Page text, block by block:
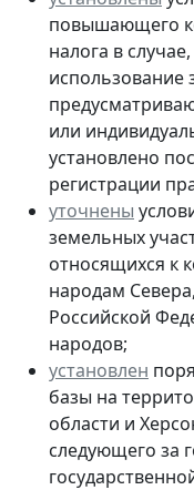
повышающего
налога в
использование
или
установлено
регистрации
уточнены
земельных
относящихся к
народам
Российской
народов;
установлен
базы на
области и
следующего за